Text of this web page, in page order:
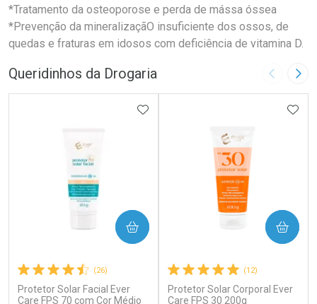
*Tratamento da osteoporose e perda de mássa óssea
*Prevenção da mineralizaçãO insuficiente dos ossos, de
quedas e fraturas em idosos com deficiência de vitamina D.
Queridinhos da Drogaria Imagem
(26)
Protetor Solar Facial Ever
Care FPS 70 com Cor Médio
ADICIONAR AOS FAVORITOS
COMPRAR
(12)
Protetor Solar Corporal Ever
Care FPS 30 200g
COMPRAR